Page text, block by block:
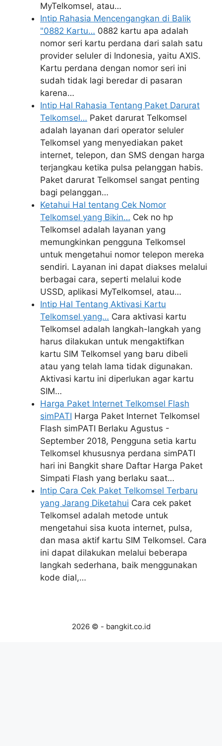
MyTelkomsel, atau…
Intip Rahasia Mencengangkan di Balik
"0882 Kartu… 0882 kartu apa adalah
nomor seri kartu perdana dari salah satu
provider seluler di Indonesia, yaitu AXIS.
Kartu perdana dengan nomor seri ini
sudah tidak lagi beredar di pasaran
karena…
Intip Hal Rahasia Tentang Paket Darurat
Telkomsel… Paket darurat Telkomsel
adalah layanan dari operator seluler
Telkomsel yang menyediakan paket
internet, telepon, dan SMS dengan harga
terjangkau ketika pulsa pelanggan habis.
Paket darurat Telkomsel sangat penting
bagi pelanggan…
Ketahui Hal tentang Cek Nomor
Telkomsel yang Bikin… Cek no hp
Telkomsel adalah layanan yang
memungkinkan pengguna Telkomsel
untuk mengetahui nomor telepon mereka
sendiri. Layanan ini dapat diakses melalui
berbagai cara, seperti melalui kode
USSD, aplikasi MyTelkomsel, atau…
Intip Hal Tentang Aktivasi Kartu
Telkomsel yang… Cara aktivasi kartu
Telkomsel adalah langkah-langkah yang
harus dilakukan untuk mengaktifkan
kartu SIM Telkomsel yang baru dibeli
atau yang telah lama tidak digunakan.
Aktivasi kartu ini diperlukan agar kartu
SIM…
Harga Paket Internet Telkomsel Flash
simPATI Harga Paket Internet Telkomsel
Flash simPATI Berlaku Agustus -
September 2018, Pengguna setia kartu
Telkomsel khususnya perdana simPATI
hari ini Bangkit share Daftar Harga Paket
Simpati Flash yang berlaku saat…
Intip Cara Cek Paket Telkomsel Terbaru
yang Jarang Diketahui Cara cek paket
Telkomsel adalah metode untuk
mengetahui sisa kuota internet, pulsa,
dan masa aktif kartu SIM Telkomsel. Cara
ini dapat dilakukan melalui beberapa
langkah sederhana, baik menggunakan
kode dial,…
2026 © - bangkit.co.id